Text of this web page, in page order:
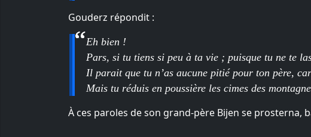
Gouderz répondit :
Eh bien !
Pars, si tu tiens si peu à ta vie ; puisque tu ne te
Il parait que tu n’as aucune pitié pour ton père,
Mais tu réduis en poussière les cimes des
À ces paroles de son grand-père Bijen se prosterna,